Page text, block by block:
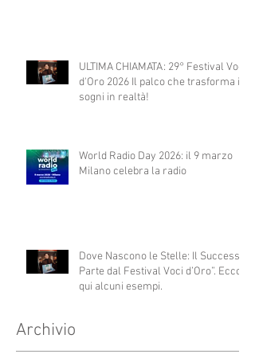
ULTIMA CHIAMATA: 29° Festival Voci
d'Oro 2026 Il palco che trasforma i
sogni in realtà!
World Radio Day 2026: il 9 marzo
Milano celebra la radio
Dove Nascono le Stelle: Il Successo
Parte dal Festival Voci d’Oro”. Ecco
qui alcuni esempi.
Archivio